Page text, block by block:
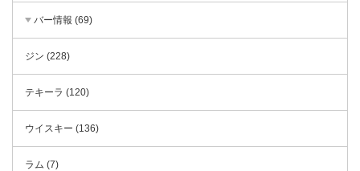
バー情報 (69)
ジン (228)
テキーラ (120)
ウイスキー (136)
ラム (7)